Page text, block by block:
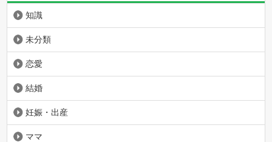
知識
未分類
恋愛
結婚
妊娠・出産
ママ